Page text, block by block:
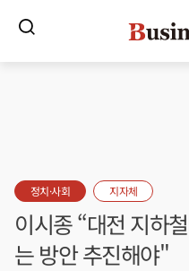
정치·사회 지자체
이시종 “대전 지하
는 방안 추진해야"